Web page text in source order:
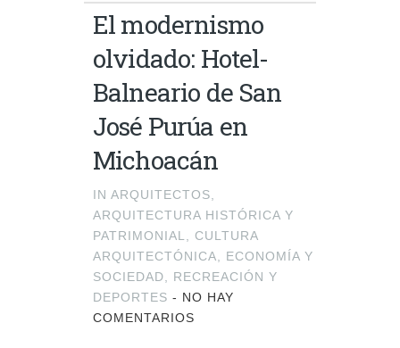
El modernismo
olvidado: Hotel-
Balneario de San
José Purúa en
Michoacán
IN ARQUITECTOS,
ARQUITECTURA HISTÓRICA Y
PATRIMONIAL, CULTURA
ARQUITECTÓNICA, ECONOMÍA Y
SOCIEDAD, RECREACIÓN Y
DEPORTES - NO HAY
COMENTARIOS